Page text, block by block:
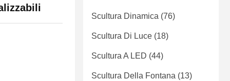
Scultura Dinamica (76)
Scultura Di Luce (18)
Scultura A LED (44)
Scultura Della Fontana (13)